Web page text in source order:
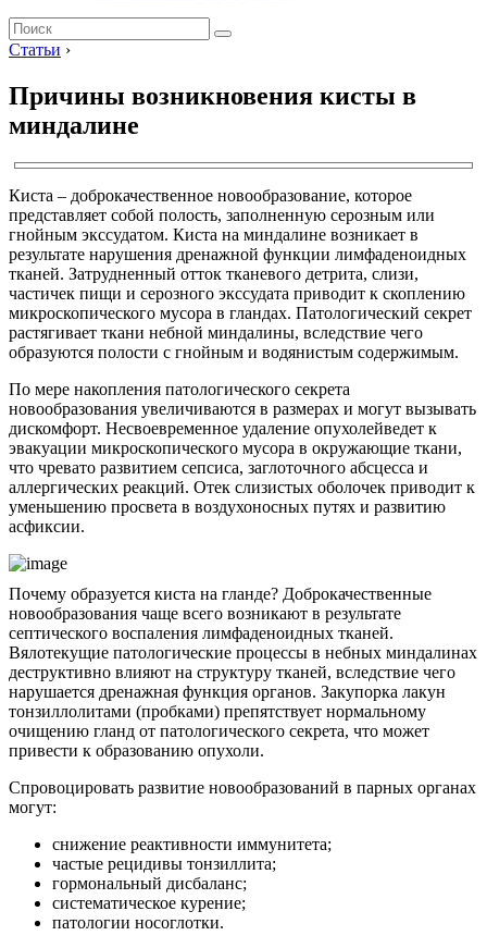
Статьи ›
Причины возникновения кисты в
миндалине
Киста – доброкачественное новообразование, которое
представляет собой полость, заполненную серозным или
гнойным экссудатом. Киста на миндалине возникает в
результате нарушения дренажной функции лимфаденоидных
тканей. Затрудненный отток тканевого детрита, слизи,
частичек пищи и серозного экссудата приводит к скоплению
микроскопического мусора в гландах. Патологический секрет
растягивает ткани небной миндалины, вследствие чего
образуются полости с гнойным и водянистым содержимым.
По мере накопления патологического секрета
новообразования увеличиваются в размерах и могут вызывать
дискомфорт. Несвоевременное удаление опухолейведет к
эвакуации микроскопического мусора в окружающие ткани,
что чревато развитием сепсиса, заглоточного абсцесса и
аллергических реакций. Отек слизистых оболочек приводит к
уменьшению просвета в воздухоносных путях и развитию
асфиксии.
Почему образуется киста на гланде? Доброкачественные
новообразования чаще всего возникают в результате
септического воспаления лимфаденоидных тканей.
Вялотекущие патологические процессы в небных миндалинах
деструктивно влияют на структуру тканей, вследствие чего
нарушается дренажная функция органов. Закупорка лакун
тонзиллолитами (пробками) препятствует нормальному
очищению гланд от патологического секрета, что может
привести к образованию опухоли.
Спровоцировать развитие новообразований в парных органах
могут:
снижение реактивности иммунитета;
частые рецидивы тонзиллита;
гормональный дисбаланс;
систематическое курение;
патологии носоглотки.